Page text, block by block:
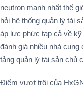
neutron mạnh nhất thế
hỏi hệ thống quản lý tài
áp lực phức tạp cả về
đánh giá nhiều nhà
tảng quản lý tài sản chủ
Điểm vượt trội của